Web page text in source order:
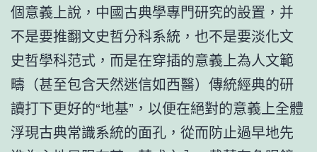
個意義上說，中國古典學專門研究的設置，并
不是要推翻文史哲分科系統，也不是要淡化文
史哲學科范式，而是在穿插的意義上為人文範
疇（甚至包含天然迷信如西醫）傳統經典的研
讀打下更好的“地基”，以便在絕對的意義上全體
浮現古典常識系統的面孔，從而防止過早地先